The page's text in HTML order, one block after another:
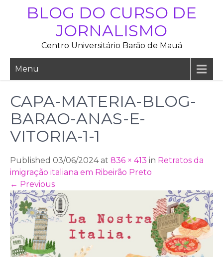
BLOG DO CURSO DE
JORNALISMO
Centro Universitário Barão de Mauá
Menu
CAPA-MATERIA-BLOG-
BARAO-ANAS-E-
VITORIA-1-1
Published 03/06/2024 at 836 × 413 in Retratos da
imigração italiana em Ribeirão Preto
← Previous